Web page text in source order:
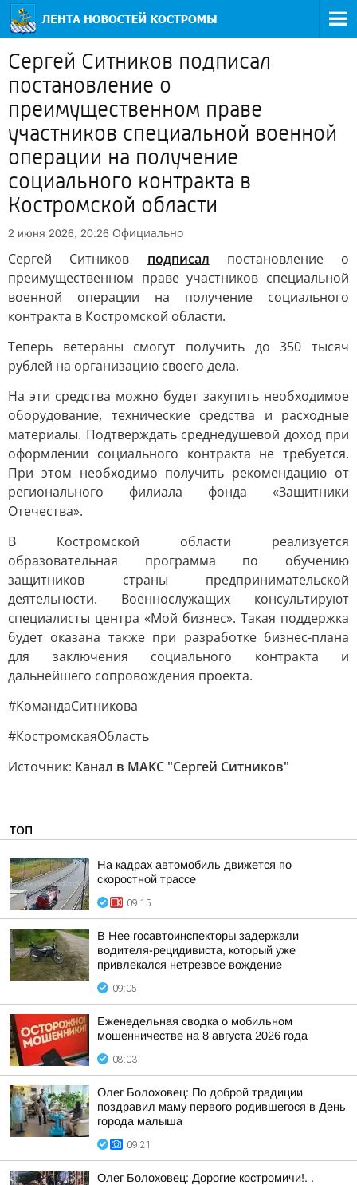
Сергей Ситников подписал
постановление о
преимущественном праве
участников специальной военной
операции на получение
социального контракта в
Костромской области
2 июня 2026, 20:26 Официально
Сергей Ситников подписал постановление о
преимущественном праве участников специальной
военной операции на получение социального
контракта в Костромской области.
Теперь ветераны смогут получить до 350 тысяч
рублей на организацию своего дела.
На эти средства можно будет закупить необходимое
оборудование, технические средства и расходные
материалы. Подтверждать среднедушевой доход при
оформлении социального контракта не требуется.
При этом необходимо получить рекомендацию от
регионального филиала фонда «Защитники
Отечества».
В Костромской области реализуется
образовательная программа по обучению
защитников страны предпринимательской
деятельности. Военнослужащих консультируют
специалисты центра «Мой бизнес». Такая поддержка
будет оказана также при разработке бизнес-плана
для заключения социального контракта и
дальнейшего сопровождения проекта.
#КомандаСитникова
#КостромскаяОбласть
Источник: Канал в МАКС "Сергей Ситников"
ТОП
На кадрах автомобиль движется по
скоростной трассе
09:15
В Нее госавтоинспекторы задержали
водителя-рецидивиста, который уже
привлекался нетрезвое вождение
09:05
Еженедельная сводка о мобильном
мошенничестве на 8 августа 2026 года
08:03
Олег Болоховец: По доброй традиции
поздравил маму первого родившегося в День
города малыша
09:21
Олег Болоховец: Дорогие костромичи!. .